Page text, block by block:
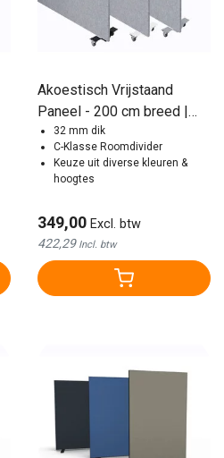
Akoestisch Vrijstaand
Paneel - 200 cm breed |
Diverse Kleuren
32 mm dik
C-Klasse Roomdivider
Keuze uit diverse kleuren &
hoogtes
349,00 Excl. btw
422,29 Incl. btw